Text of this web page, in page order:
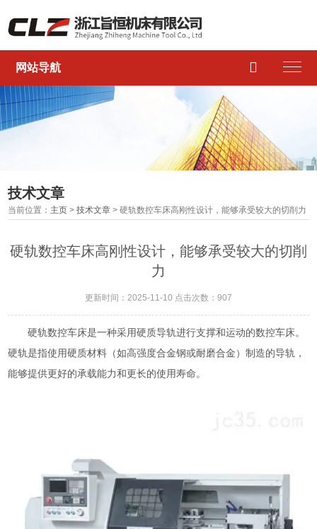
网站导航 
技术文章
当前位置： 主页 >技术文章 > 硬轨数控车床高刚性设计，能够承受较大的切削力
硬轨数控车床高刚性设计，能够承受较大的切削
力
更新时间：2025-11-10 点击次数：907
硬轨数控车床是一种采用硬质导轨进行支撑和运动的数控车床。
硬轨是指使用硬质材料（如高强度合金钢或耐磨合金）制造的导轨，
能够提供更好的承载能力和更长的使用寿命。